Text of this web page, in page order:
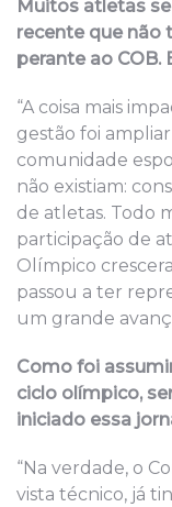
Muitos atletas
recente que não
perante ao COB.
“A coisa mais
gestão foi
comunidade
não existiam:
de atletas. Todo
participação de
Olímpico
passou a ter
um grande
Como foi
ciclo olímpico,
iniciado essa
“Na verdade, o
vista técnico, já